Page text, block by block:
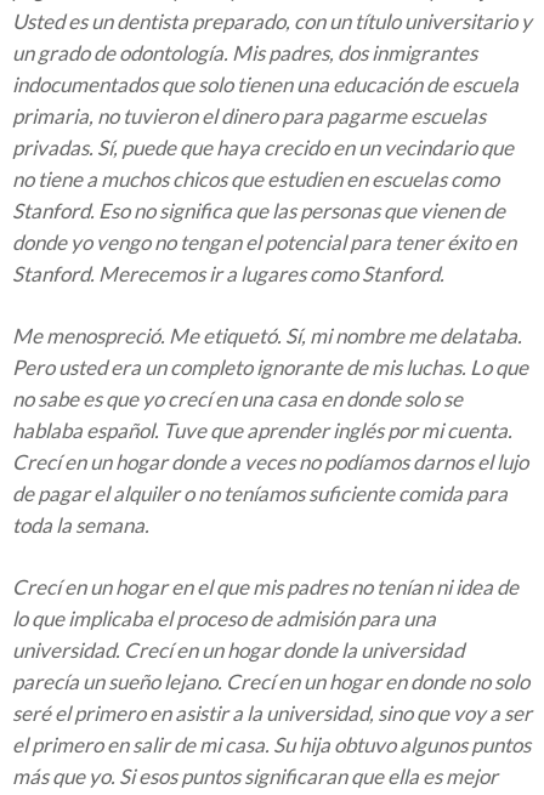
Usted es un dentista preparado, con un título universitario y
un grado de odontología. Mis padres, dos inmigrantes
indocumentados que solo tienen una educación de escuela
primaria, no tuvieron el dinero para pagarme escuelas
privadas. Sí, puede que haya crecido en un vecindario que
no tiene a muchos chicos que estudien en escuelas como
Stanford. Eso no significa que las personas que vienen de
donde yo vengo no tengan el potencial para tener éxito en
Stanford. Merecemos ir a lugares como Stanford.
Me menospreció. Me etiquetó. Sí, mi nombre me delataba.
Pero usted era un completo ignorante de mis luchas. Lo que
no sabe es que yo crecí en una casa en donde solo se
hablaba español. Tuve que aprender inglés por mi cuenta.
Crecí en un hogar donde a veces no podíamos darnos el lujo
de pagar el alquiler o no teníamos suficiente comida para
toda la semana.
Crecí en un hogar en el que mis padres no tenían ni idea de
lo que implicaba el proceso de admisión para una
universidad. Crecí en un hogar donde la universidad
parecía un sueño lejano. Crecí en un hogar en donde no solo
seré el primero en asistir a la universidad, sino que voy a ser
el primero en salir de mi casa. Su hija obtuvo algunos puntos
más que yo. Si esos puntos significaran que ella es mejor